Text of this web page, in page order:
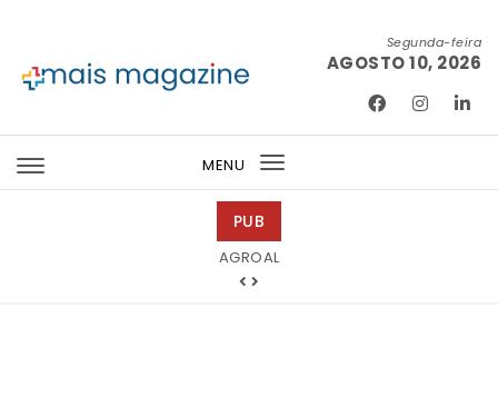
Segunda-feira
AGOSTO 10, 2026
MENU
Toggle
PUB
Mondega Gourmet